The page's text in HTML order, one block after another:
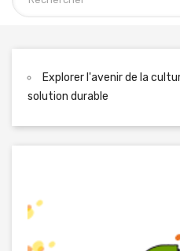
Explorer l'avenir de la
solution durable